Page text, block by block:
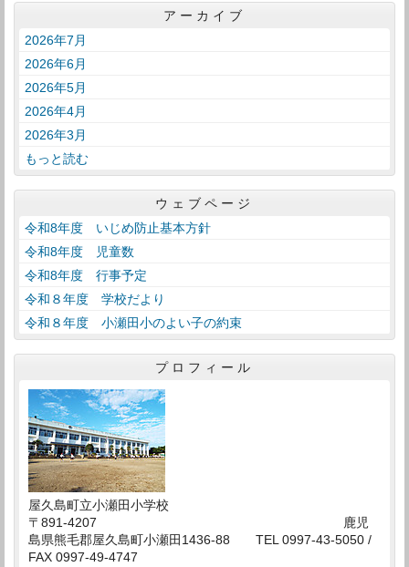
アーカイブ
2026年7月
2026年6月
2026年5月
2026年4月
2026年3月
もっと読む
ウェブページ
令和8年度 いじめ防止基本方針
令和8年度 児童数
令和8年度 行事予定
令和８年度 学校だより
令和８年度 小瀬田小のよい子の約束
プロフィール
屋久島町立小瀬田小学校
〒891-4207 鹿児
島県熊毛郡屋久島町小瀬田1436-88 TEL 0997-43-5050 /
FAX 0997-49-4747